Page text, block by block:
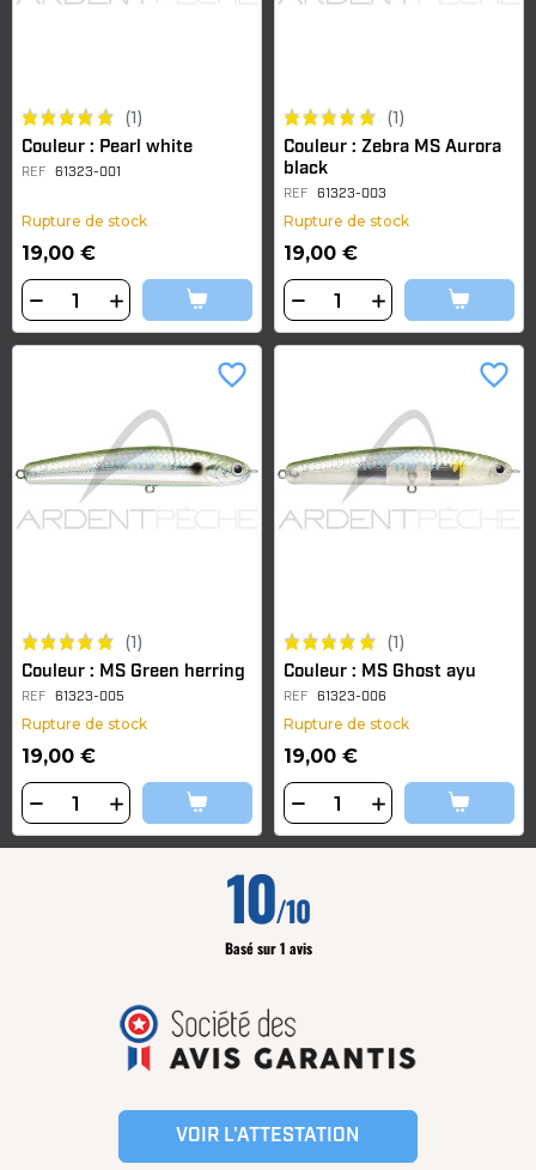
(1)
Couleur : Pearl white
REF 61323-001
Rupture de stock
19,00 €
(1)
Couleur : Zebra MS Aurora
black
REF 61323-003
Rupture de stock
19,00 €
(1)
Couleur : MS Green herring
REF 61323-005
Rupture de stock
19,00 €
favorite_border
(1)
Couleur : MS Ghost ayu
REF 61323-006
Rupture de stock
19,00 €
favorite_border
10/10
Basé sur 1 avis
VOIR L'ATTESTATION